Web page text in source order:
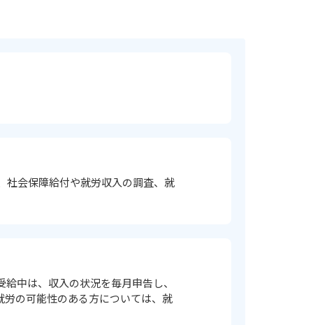
社会保障給付や就労収入の調査、就
中は、収入の状況を毎月申告し、
の可能性のある方については、就